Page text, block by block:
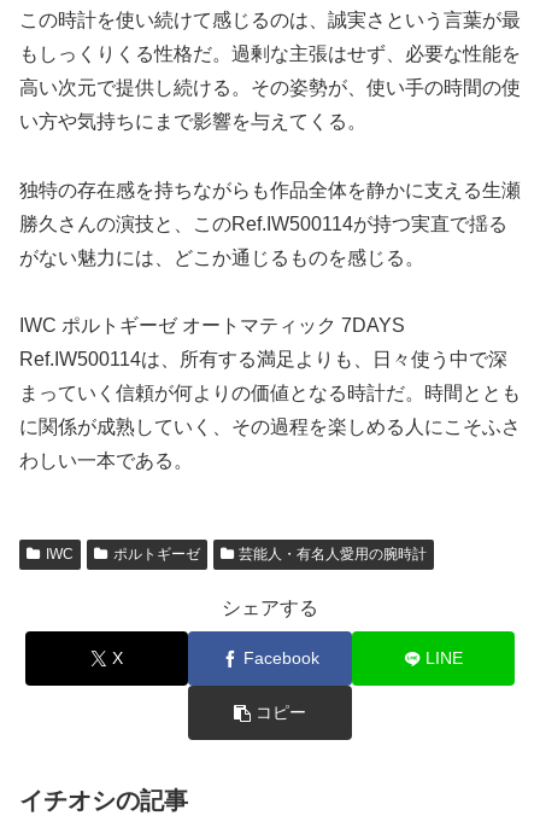
この時計を使い続けて感じるのは、誠実さという言葉が最
もしっくりくる性格だ。過剰な主張はせず、必要な性能を
高い次元で提供し続ける。その姿勢が、使い手の時間の使
い方や気持ちにまで影響を与えてくる。
独特の存在感を持ちながらも作品全体を静かに支える生瀬
勝久さんの演技と、このRef.IW500114が持つ実直で揺る
がない魅力には、どこか通じるものを感じる。
IWC ポルトギーゼ オートマティック 7DAYS
Ref.IW500114は、所有する満足よりも、日々使う中で深
まっていく信頼が何よりの価値となる時計だ。時間ととも
に関係が成熟していく、その過程を楽しめる人にこそふさ
わしい一本である。
IWC ポルトギーゼ 芸能人・有名人愛用の腕時計
シェアする
X Facebook LINE
コピー
イチオシの記事